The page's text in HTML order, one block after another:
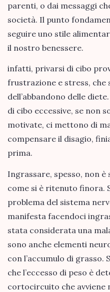
parenti, o dai messaggi
società. Il punto
seguire uno stile
il nostro benessere.
infatti, privarsi di cibo
frustrazione e stress, che
dell’abbandono delle
di cibo eccessive, se non
motivate, ci mettono di
compensare il disagio,
prima.
Ingrassare, spesso, non
come si è ritenuto finora.
problema del sistema
manifesta facendoci
stata considerata una
sono anche elementi
con l’accumulo di
che l’eccesso di peso è
cortocircuito che avviene